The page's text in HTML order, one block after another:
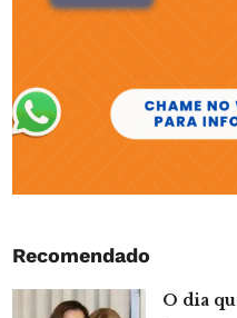
Recomendado
O dia